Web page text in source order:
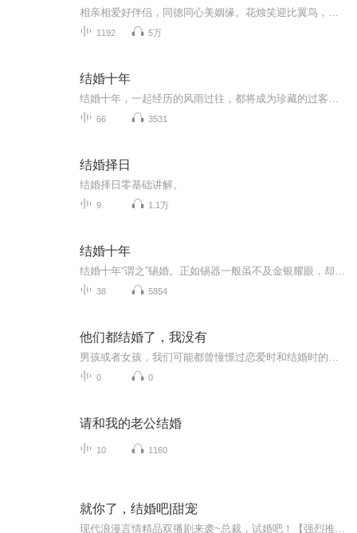
1192 5万
结婚十年
66 3531
结婚择日
结婚择日零基础讲解。
9 1.1万
结婚十年
38 5854
他们都结婚了，我没有
0 0
请和我的老公结婚
10 1160
就你了，结婚吧|甜宠